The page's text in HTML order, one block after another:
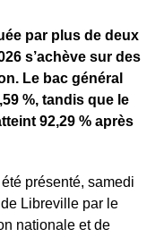
après le
vivant, structuré et
quelques jours
par plus de deux
s’achève sur des
Le bac général
%, tandis que le
92,29 % après
présenté, samedi
Libreville par le
nationale et de